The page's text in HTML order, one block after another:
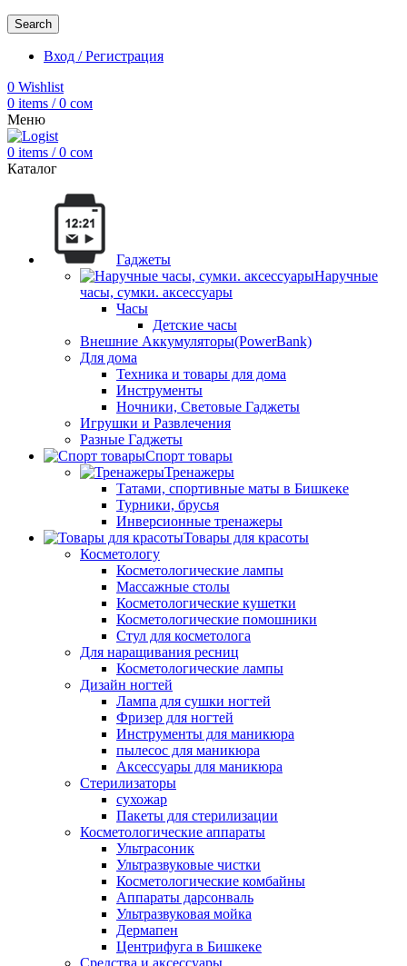
Search
Вход / Регистрация
0 Wishlist
0 items / 0 сом
Меню
0 items / 0 сом
Каталог
Гаджеты
Наручные
часы, сумки. аксессуары
Часы
Детские часы
Внешние Аккумуляторы(PowerBank)
Для дома
Техника и товары для дома
Инструменты
Ночники, Световые Гаджеты
Игрушки и Развлечения
Разные Гаджеты
Спорт товары
Тренажеры
Татами, спортивные маты в Бишкеке
Турники, брусья
Инверсионные тренажеры
Товары для красоты
Косметологу
Косметологические лампы
Массажные столы
Косметологические кушетки
Косметологические помошники
Стул для косметолога
Для наращивания ресниц
Косметологические лампы
Дизайн ногтей
Лампа для сушки ногтей
Фризер для ногтей
Инструменты для маникюра
пылесос для маникюра
Аксессуары для маникюра
Стерилизаторы
сухожар
Пакеты для стерилизации
Косметологические аппараты
Ультрасоник
Ультразвуковые чистки
Косметологические комбайны
Аппараты дарсонваль
Ультразвуковая мойка
Дермапен
Центрифуга в Бишкеке
Средства и аксессуары